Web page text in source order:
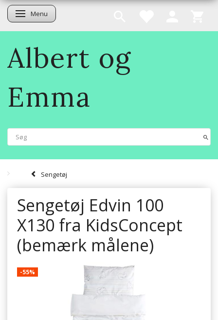
Skifte navigation
Menu
Albert og
Emma
Sengetøj
Sengetøj Edvin 100
X130 fra KidsConcept
(bemærk målene)
-55%